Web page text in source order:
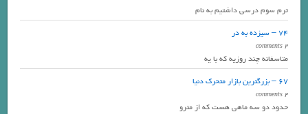
ترم سوم درسی داشتیم به نام
74 – سیزده به در
2 comments
متاسفانه چند روزیه که با یه
67 – بزرگترین بازار متحرک دنیا
2 comments
حدود دو سه ماهی هست که از مترو